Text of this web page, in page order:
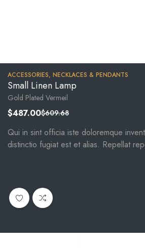
ACCESSORIES, NECKLACES & PENDANTS
Small Linen Lamp
Gold Plated Vermeil
$609.68
$487.00
Qui in sint officia iste doloremque
distinctio fugiat est et alias. Repellat